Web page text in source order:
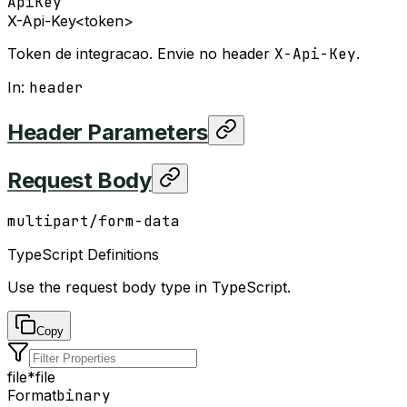
X-Api-Key<token>
Token de integracao. Envie no header X-Api-Key.
In: header
Header Parameters
Request Body
multipart/form-data
TypeScript Definitions
Use the request body type in TypeScript.
Copy
file*file
Formatbinary